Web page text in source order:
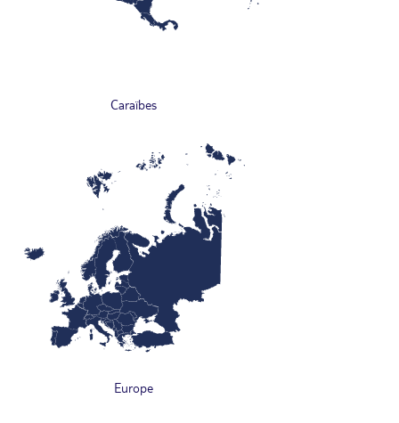
Caraïbes
Europe